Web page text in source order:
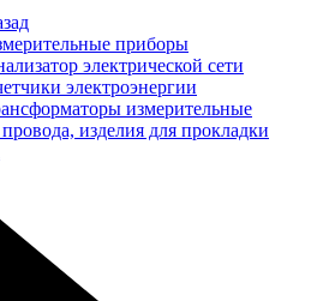
приборы
электрической сети
электроэнергии
измерительные
изделия для прокладки